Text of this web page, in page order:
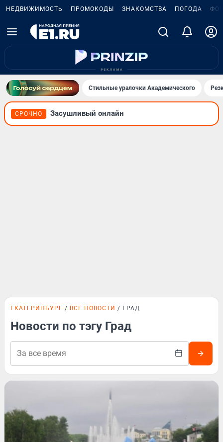
НЕДВИЖИМОСТЬ ПРОМОКОДЫ ЗНАКОМСТВА ПОГОДА
Стильные уралочки Академического
СРОЧНО Засушливый онлайн
ЕКАТЕРИНБУРГ ВСЕ НОВОСТИ ГРАД
Новости по тэгу Град